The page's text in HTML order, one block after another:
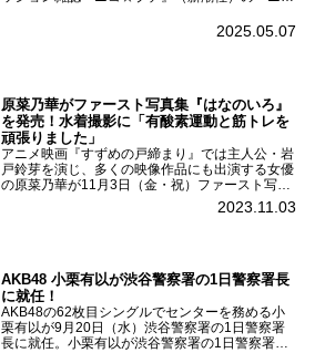
モード学園コクーンタワーで開催され、卒業モデ
2025.05.07
原菜乃華がファースト写真集『はなのいろ』
を発売！水着撮影に「有酸素運動と筋トレを
頑張りました」
アニメ映画『すずめの戸締まり』では主人公・岩
戸鈴芽を演じ、多くの映像作品にも出演する女優
の原菜乃華が11月3日（金・祝）ファースト写真
集『はなのいろ』発売記念イベントを
HMV&BOOKS SHIBUYAで開催した。原菜乃華フ
2023.11.03
AKB48 小栗有以が渋谷警察署の1日警察署長
に就任！
AKB48の62枚目シングルでセンターを務める小
栗有以が9月20日（水）渋谷警察署の1日警察署
長に就任。小栗有以が渋谷警察署の1日警察署長